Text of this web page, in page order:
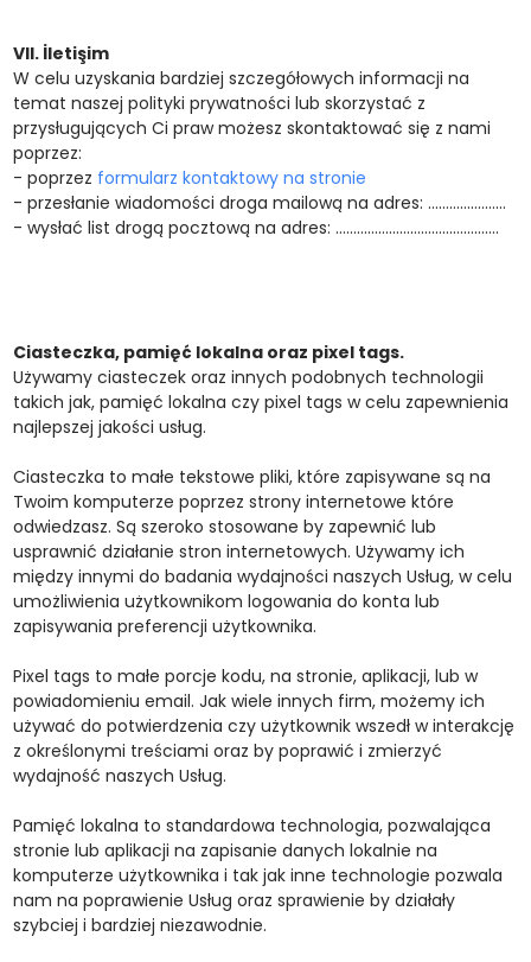
VII. İletişim
W celu uzyskania bardziej szczegółowych informacji na
temat naszej polityki prywatności lub skorzystać z
przysługujących Ci praw możesz skontaktować się z nami
poprzez:
- poprzez formularz kontaktowy na stronie
- przesłanie wiadomości droga mailową na adres: ………………….
- wysłać list drogą pocztową na adres: ……………………………………….
Ciasteczka, pamięć lokalna oraz pixel tags.
Używamy ciasteczek oraz innych podobnych technologii
takich jak, pamięć lokalna czy pixel tags w celu zapewnienia
najlepszej jakości usług.
Ciasteczka to małe tekstowe pliki, które zapisywane są na
Twoim komputerze poprzez strony internetowe które
odwiedzasz. Są szeroko stosowane by zapewnić lub
usprawnić działanie stron internetowych. Używamy ich
między innymi do badania wydajności naszych Usług, w celu
umożliwienia użytkownikom logowania do konta lub
zapisywania preferencji użytkownika.
Pixel tags to małe porcje kodu, na stronie, aplikacji, lub w
powiadomieniu email. Jak wiele innych firm, możemy ich
używać do potwierdzenia czy użytkownik wszedł w interakcję
z określonymi treściami oraz by poprawić i zmierzyć
wydajność naszych Usług.
Pamięć lokalna to standardowa technologia, pozwalająca
stronie lub aplikacji na zapisanie danych lokalnie na
komputerze użytkownika i tak jak inne technologie pozwala
nam na poprawienie Usług oraz sprawienie by działały
szybciej i bardziej niezawodnie.